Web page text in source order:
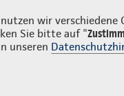
wir
Sie bitte auf "
unseren
Firmenkunden